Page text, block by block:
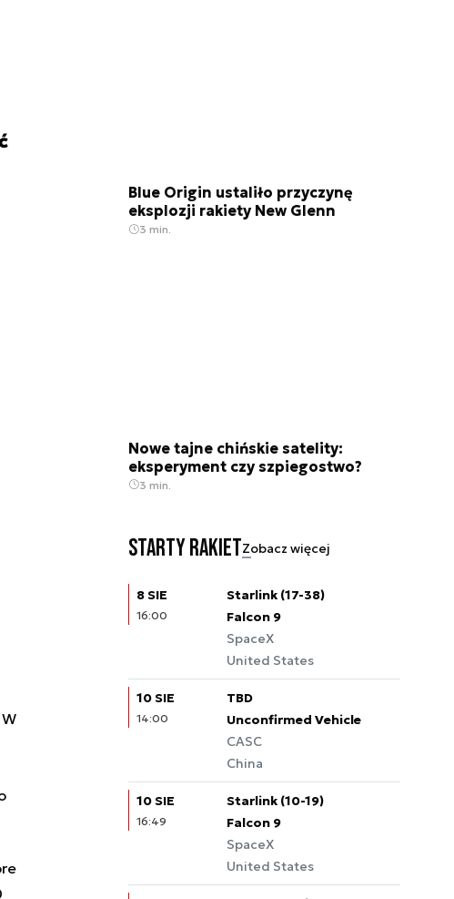
Blue Origin ustaliło przyczynę
eksplozji rakiety New Glenn
3 min.
Nowe tajne chińskie satelity:
eksperyment czy szpiegostwo?
3 min.
Starty rakietZobacz więcej
8 SIE
16:00
Starlink (17-38)
Falcon 9
SpaceX
United States
10 SIE
14:00
TBD
Unconfirmed Vehicle
CASC
China
10 SIE
16:49
Starlink (10-19)
Falcon 9
SpaceX
United States